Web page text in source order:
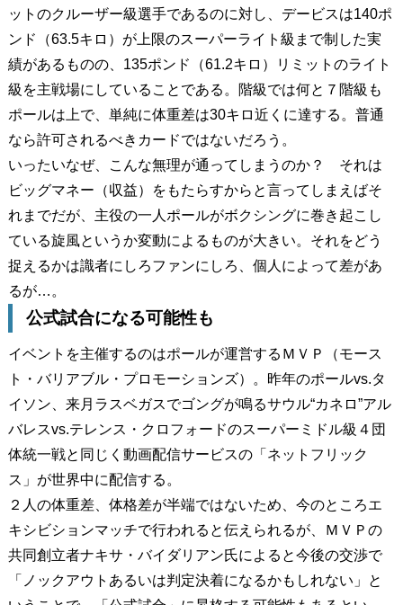
ットのクルーザー級選手であるのに対し、デービスは140ポ
ンド（63.5キロ）が上限のスーパーライト級まで制した実
績があるものの、135ポンド（61.2キロ）リミットのライト
級を主戦場にしていることである。階級では何と７階級も
ポールは上で、単純に体重差は30キロ近くに達する。普通
なら許可されるべきカードではないだろう。
いったいなぜ、こんな無理が通ってしまうのか？ それは
ビッグマネー（収益）をもたらすからと言ってしまえばそ
れまでだが、主役の一人ポールがボクシングに巻き起こし
ている旋風というか変動によるものが大きい。それをどう
捉えるかは識者にしろファンにしろ、個人によって差があ
るが…。
公式試合になる可能性も
イベントを主催するのはポールが運営するＭＶＰ（モース
ト・バリアブル・プロモーションズ）。昨年のポールvs.タ
イソン、来月ラスベガスでゴングが鳴るサウル“カネロ”アル
バレスvs.テレンス・クロフォードのスーパーミドル級４団
体統一戦と同じく動画配信サービスの「ネットフリック
ス」が世界中に配信する。
２人の体重差、体格差が半端ではないため、今のところエ
キシビションマッチで行われると伝えられるが、ＭＶＰの
共同創立者ナキサ・バイダリアン氏によると今後の交渉で
「ノックアウトあるいは判定決着になるかもしれない」と